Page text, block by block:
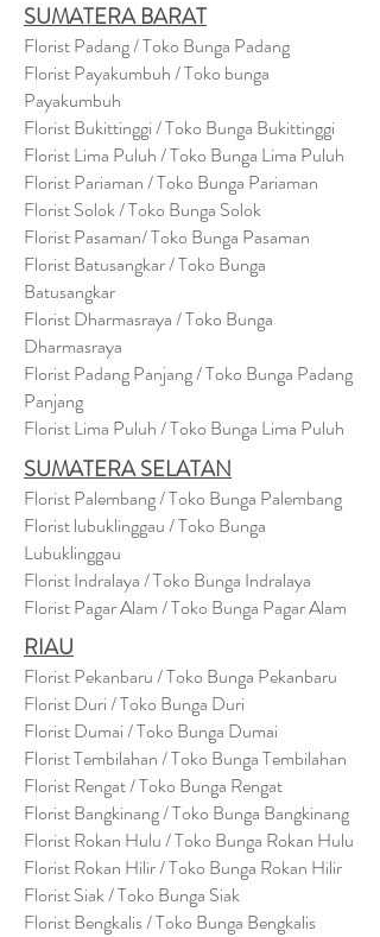
SUMATERA BARAT
Florist Padang / Toko Bunga Padang
Florist Payakumbuh / Toko bunga
Payakumbuh
Florist Bukittinggi / Toko Bunga Bukittinggi
Florist Lima Puluh / Toko Bunga Lima Puluh
Florist Pariaman / Toko Bunga Pariaman
Florist Solok / Toko Bunga Solok
Florist Pasaman/ Toko Bunga Pasaman
Florist Batusangkar / Toko Bunga
Batusangkar
Florist Dharmasraya / Toko Bunga
Dharmasraya
Florist Padang Panjang / Toko Bunga Padang
Panjang
Florist Lima Puluh / Toko Bunga Lima Puluh
SUMATERA SELATAN
Florist Palembang / Toko Bunga Palembang
Florist lubuklinggau / Toko Bunga
Lubuklinggau
Florist Indralaya / Toko Bunga Indralaya
Florist Pagar Alam / Toko Bunga Pagar Alam
RIAU
Florist Pekanbaru / Toko Bunga Pekanbaru
Florist Duri / Toko Bunga Duri
Florist Dumai / Toko Bunga Dumai
Florist Tembilahan / Toko Bunga Tembilahan
Florist Rengat / Toko Bunga Rengat
Florist Bangkinang / Toko Bunga Bangkinang
Florist Rokan Hulu / Toko Bunga Rokan Hulu
Florist Rokan Hilir / Toko Bunga Rokan Hilir
Florist Siak / Toko Bunga Siak
Florist Bengkalis / Toko Bunga Bengkalis